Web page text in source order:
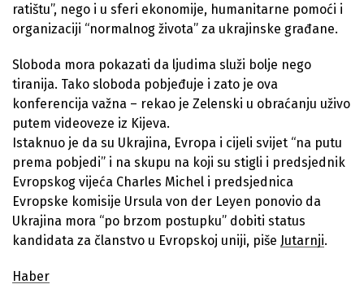
ratištu”, nego i u sferi ekonomije, humanitarne pomoći i
organizaciji “normalnog života” za ukrajinske građane.
Sloboda mora pokazati da ljudima služi bolje nego
tiranija. Tako sloboda pobjeđuje i zato je ova
konferencija važna – rekao je Zelenski u obraćanju uživo
putem videoveze iz Kijeva.
Istaknuo je da su Ukrajina, Evropa i cijeli svijet “na putu
prema pobjedi” i na skupu na koji su stigli i predsjednik
Evropskog vijeća Charles Michel i predsjednica
Evropske komisije Ursula von der Leyen ponovio da
Ukrajina mora “po brzom postupku” dobiti status
kandidata za članstvo u Evropskoj uniji, piše Jutarnji.
Haber